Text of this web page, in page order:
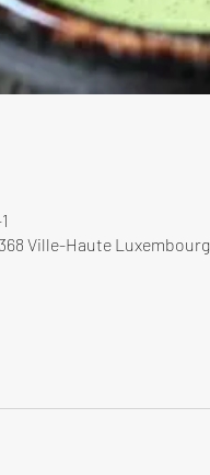
Ville-Haute Luxembourg